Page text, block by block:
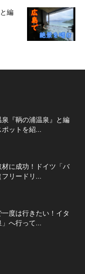
編
泉『鞆の浦温泉』と編
ットを紹...
材に成功！ドイツ「バ
リードリ...
一度は行きたい！イタ
」へ行って...